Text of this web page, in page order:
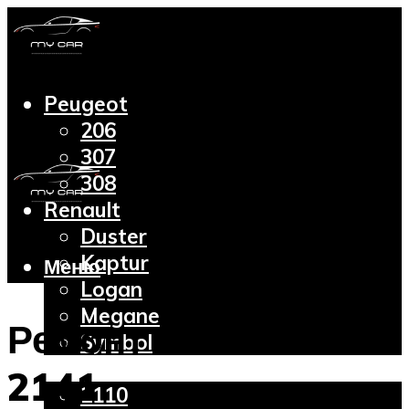
Peugeot
206
307
308
Renault
Duster
Kaptur
Logan
Megane
Symbol
Lada
2110
Меню
Ремонт Москвич
2141